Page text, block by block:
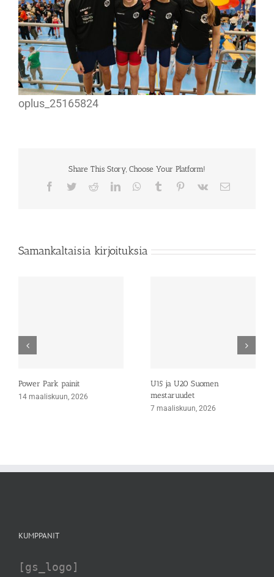
oplus_25165824
Share This Story, Choose Your Platform!
Facebook
TwitterRedditLinkedInWhatsApp
Tumblr Pinterest
Vk Sähköposti
Samankaltaisia kirjoituksia
Power Park painit
14 maaliskuun, 2026
U15 ja U20 Suomen
mestaruudet
7 maaliskuun, 2026
KUMPPANIT
[gs_logo]